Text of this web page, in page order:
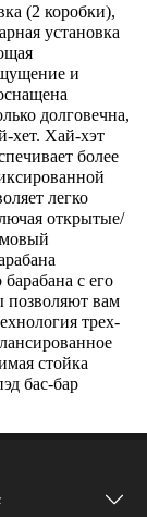
(2 коробки),
установка
и
долговечна,
хет. Хай-хэт
более
легко
открытые/
с его
позволяют вам
трех-
стойка
бас-бар